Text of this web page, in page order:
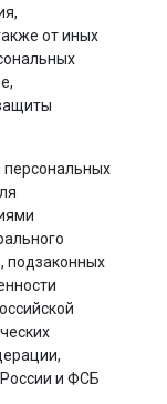
от иных
персональных
подзаконных
и ФСБ